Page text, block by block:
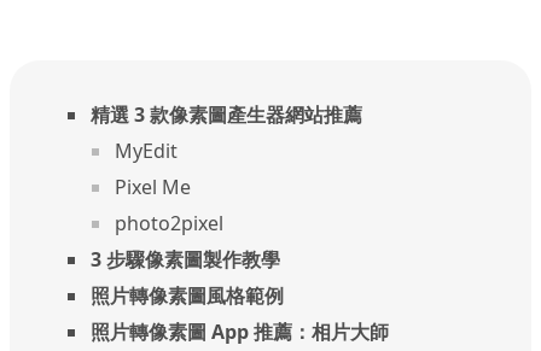
精選 3 款像素圖產生器網站推薦
MyEdit
Pixel Me
photo2pixel
3 步驟像素圖製作教學
照片轉像素圖風格範例
照片轉像素圖 App 推薦：相片大師